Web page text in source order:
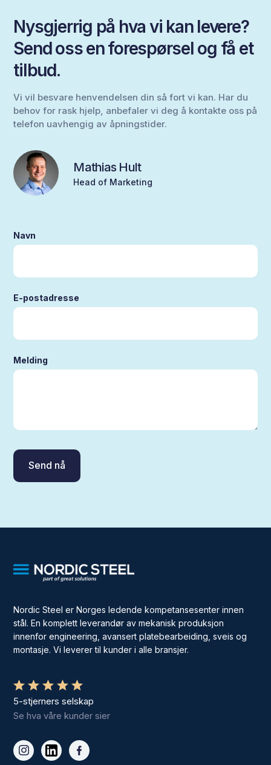
Nysgjerrig på hva vi kan levere?
Send oss en forespørsel og få et
tilbud.
Vi vil besvare henvendelsen din så fort vi kan. Har du
behov for rask hjelp, anbefaler vi deg å kontakte oss på
telefon uavhengig av åpningstider.
Mathias Hult
Head of Marketing
Navn
E-postadresse
Melding
Nordic Steel er Norges ledende kompetansesenter innen
stål. En komplett leverandør av mekanisk produksjon
innenfor engineering, avansert platebearbeiding, sveis og
montasje. Vi leverer til kunder i alle bransjer.
5-stjerners selskap
Se hva våre kunder sier